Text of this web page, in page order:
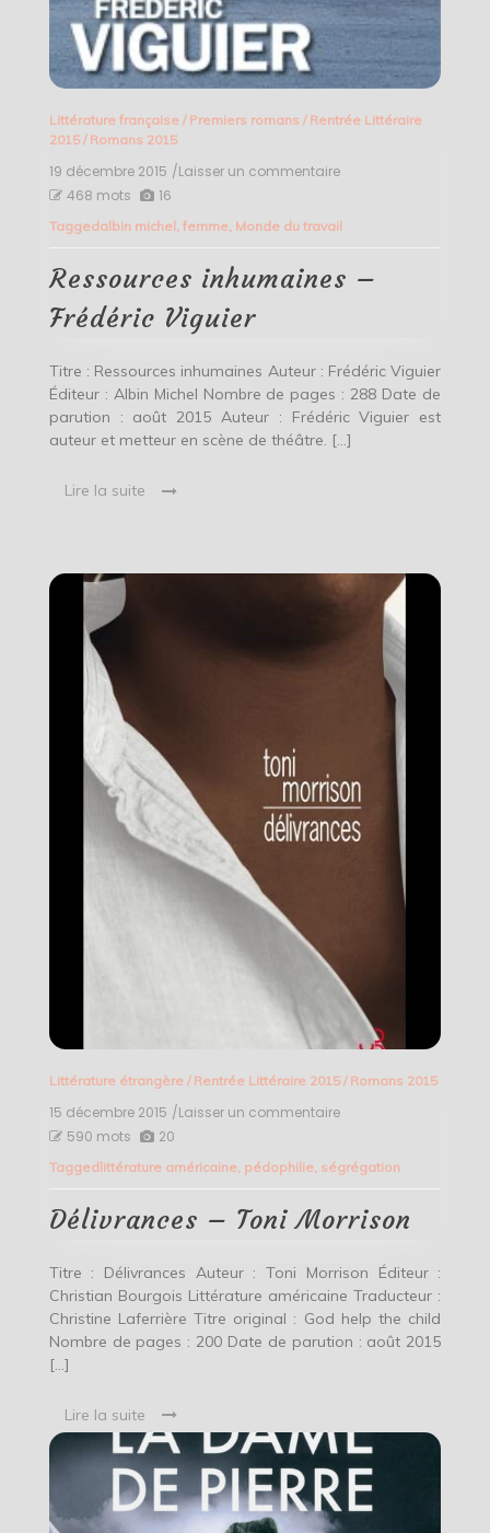
Littérature française/ Premiers romans / Rentrée Littéraire
2015/ Romans 2015
19 décembre 2015 /Laisser un commentaireon
–
468 mots 16
Taggedalbin michel, femme, Monde du travail
Ressources inhumaines –
Frédéric Viguier
Titre : Ressources inhumaines Auteur : Frédéric Viguier
Éditeur : Albin Michel Nombre de pages : 288 Date de
parution : août 2015 Auteur : Frédéric Viguier est
auteur et metteur en scène de théâtre. […]
Lire la suite
Littérature étrangère/ Rentrée Littéraire 2015/ Romans 2015
15 décembre 2015 /Laisser un commentaireon
Toni
590 mots 20
Taggedlittérature américaine, pédophilie, ségrégation
Délivrances – Toni Morrison
Titre : Délivrances Auteur : Toni Morrison Éditeur :
Christian Bourgois Littérature américaine Traducteur :
Christine Laferrière Titre original : God help the child
Nombre de pages : 200 Date de parution : août 2015
[…]
Lire la suite